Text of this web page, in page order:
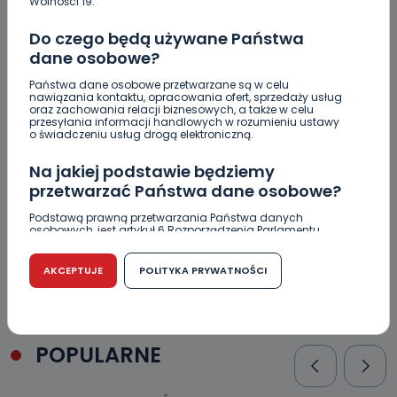
Do czego będą używane Państwa
dane osobowe?
Państwa dane osobowe przetwarzane są w celu
nawiązania kontaktu, opracowania ofert, sprzedaży usług
oraz zachowania relacji biznesowych, a także w celu
przesyłania informacji handlowych w rozumieniu ustawy
o świadczeniu usług drogą elektroniczną.
Na jakiej podstawie będziemy
przetwarzać Państwa dane osobowe?
Podstawą prawną przetwarzania Państwa danych
osobowych, jest artykuł 6 Rozporządzenia Parlamentu
r. w sprawie ochrony osób fizycznych w związku z
przetwarzaniem danych osobowych w sprawie
swobodnego przepływu takich danych oraz uchylenia
dyrektywy 95/46/WE (RODO).
Czy jest możliwość cofnięcia zgody?
Podanie danych osobowych jest dobrowolne, nie jest
wymogiem ustawowym lub umownym oraz nie stanowi
warunku zawarcia umowy. Cofnięcie zgody jest możliwe
na każdym etapie i nie jest to związane z żadnymi
AKCEPTUJE POLITYKA PRYWATNOŚCI
motocyklem
Uważaj na oszustwo! Przychodzą maile z
fałszywego e-Urzędu Skarbowego
Jak wybrać prostownicę do włosów puszących się i
elektryzujących?
wyłączone!
POPULARNE